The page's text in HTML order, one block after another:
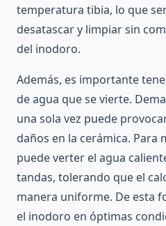
temperatura tibia, lo que
desatascar y limpiar sin
del inodoro.
Además, es importante
de agua que se vierte.
una sola vez puede
daños en la cerámica. Para
puede verter el agua
tandas, tolerando que el
manera uniforme. De esta
el inodoro en óptimas